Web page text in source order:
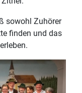
sowohl Zuhörer
finden und das